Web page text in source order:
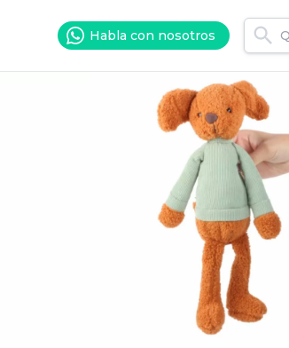
Habla con nosotros